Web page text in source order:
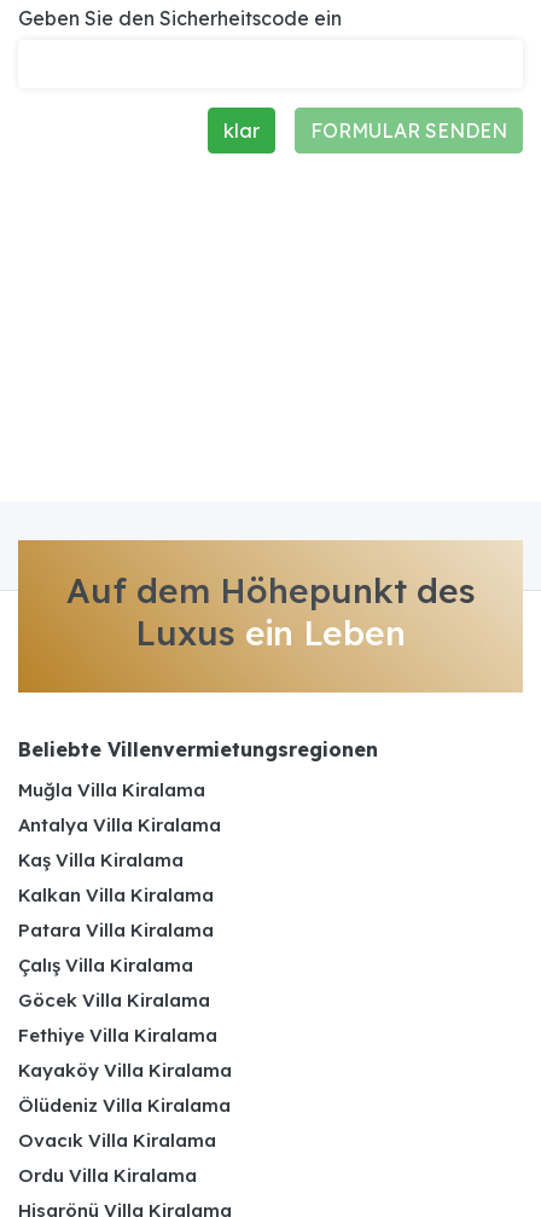
Geben Sie den Sicherheitscode ein
FORMULAR SENDEN
klar
Auf dem Höhepunkt des
Luxus ein Leben
Beliebte Villenvermietungsregionen
Muğla Villa Kiralama
Antalya Villa Kiralama
Kaş Villa Kiralama
Kalkan Villa Kiralama
Patara Villa Kiralama
Çalış Villa Kiralama
Göcek Villa Kiralama
Fethiye Villa Kiralama
Kayaköy Villa Kiralama
Ölüdeniz Villa Kiralama
Ovacık Villa Kiralama
Ordu Villa Kiralama
Hisarönü Villa Kiralama